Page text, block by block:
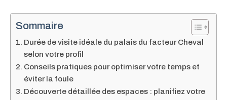
Sommaire
Durée de visite idéale du palais du facteur Cheval
selon votre profil
Conseils pratiques pour optimiser votre temps et
éviter la foule
Découverte détaillée des espaces : planifiez votre